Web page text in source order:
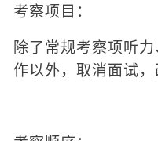
考察项目：
除了常规考察项听
作以外， 取消面试